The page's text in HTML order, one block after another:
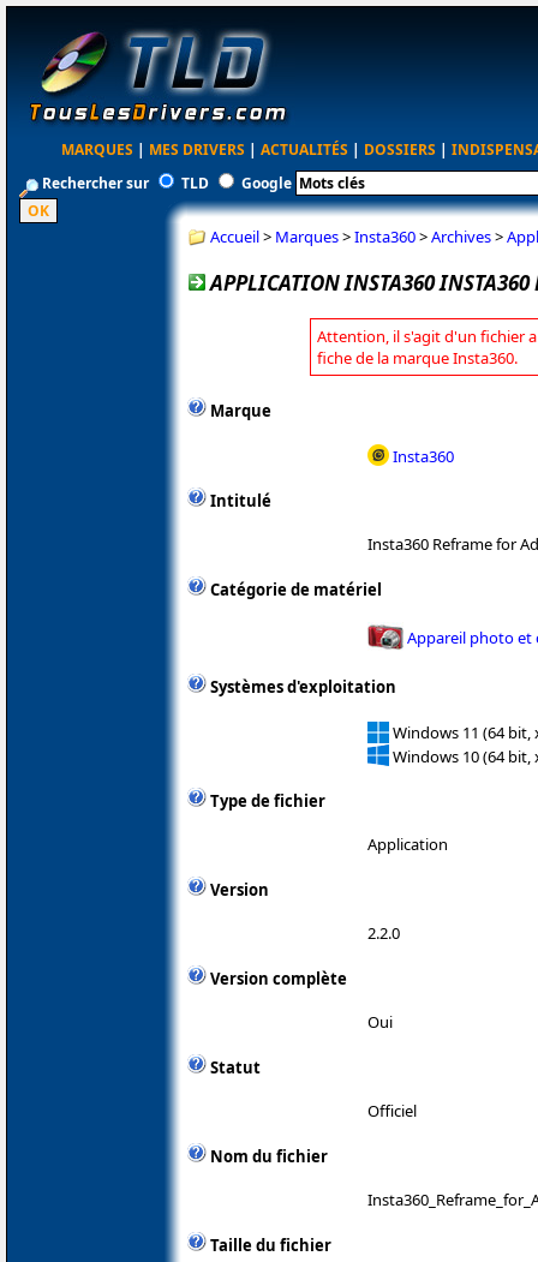
MARQUES | MES DRIVERS | ACTUALITÉS | DOSSIERS |
Rechercher sur
TLD Google
Accueil> Marques>Insta360>Archives>
APPLICATION INSTA360 INSTA360
Attention, il s'agit d'un fichier
fiche de la marque Insta360.
Marque
Insta360
Intitulé
Insta360 Reframe for
Catégorie de matériel
Appareil photo et
Systèmes d'exploitation
Windows 11 (64 bit,
Windows 10 (64 bit,
Type de fichier
Application
Version
2.2.0
Version complète
Oui
Statut
Officiel
Nom du fichier
Taille du fichier